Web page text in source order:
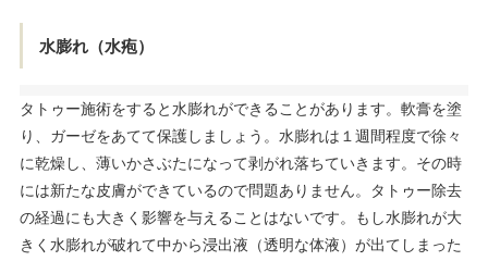
水膨れ（水疱）
タトゥー施術をすると水膨れができることがあります。軟膏を塗
り、ガーゼをあてて保護しましょう。水膨れは１週間程度で徐々
に乾燥し、薄いかさぶたになって剥がれ落ちていきます。その時
には新たな皮膚ができているので問題ありません。タトゥー除去
の経過にも大きく影響を与えることはないです。もし水膨れが大
きく水膨れが破れて中から浸出液（透明な体液）が出てしまった